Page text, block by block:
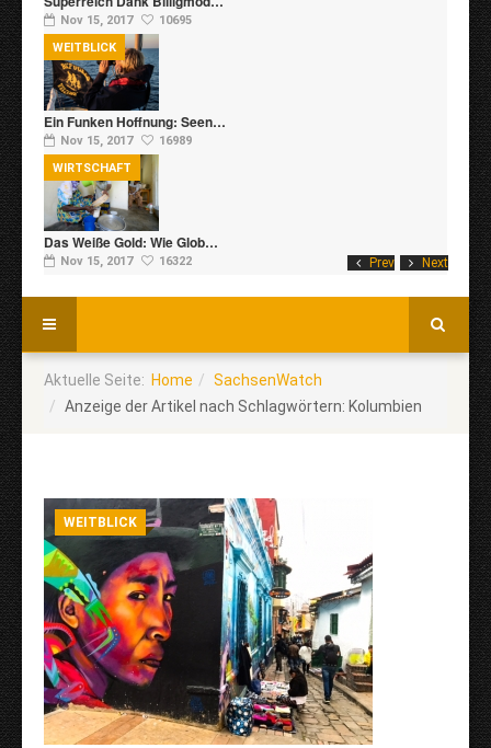
Prev Next
Nov 15, 2017 10695
Ein Funken Hoffnung: Seen…
Nov 15, 2017 16989
WEITBLICK
Das Weiße Gold: Wie Glob…
Nov 15, 2017 16322
WIRTSCHAFT
Aktuelle Seite: Home
SachsenWatch
Anzeige der Artikel nach Schlagwörtern: Kolumbien
WEITBLICK